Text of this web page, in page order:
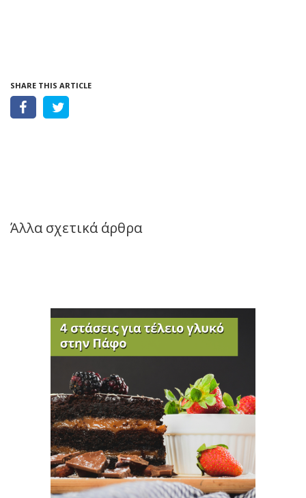
SHARE THIS ARTICLE
Άλλα σχετικά άρθρα